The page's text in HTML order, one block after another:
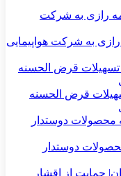
بیمه رازی به شرکت هواپیمایی
ریال تسهیلات قرض الحسنه
دوستدار